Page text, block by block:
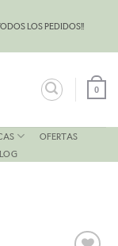
LOS PEDIDOS!!
0
OFERTAS